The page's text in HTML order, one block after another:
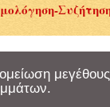
μεγέθους